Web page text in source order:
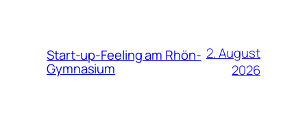
Start-up-Feeling am Rhön-
Gymnasium
2. August
2026